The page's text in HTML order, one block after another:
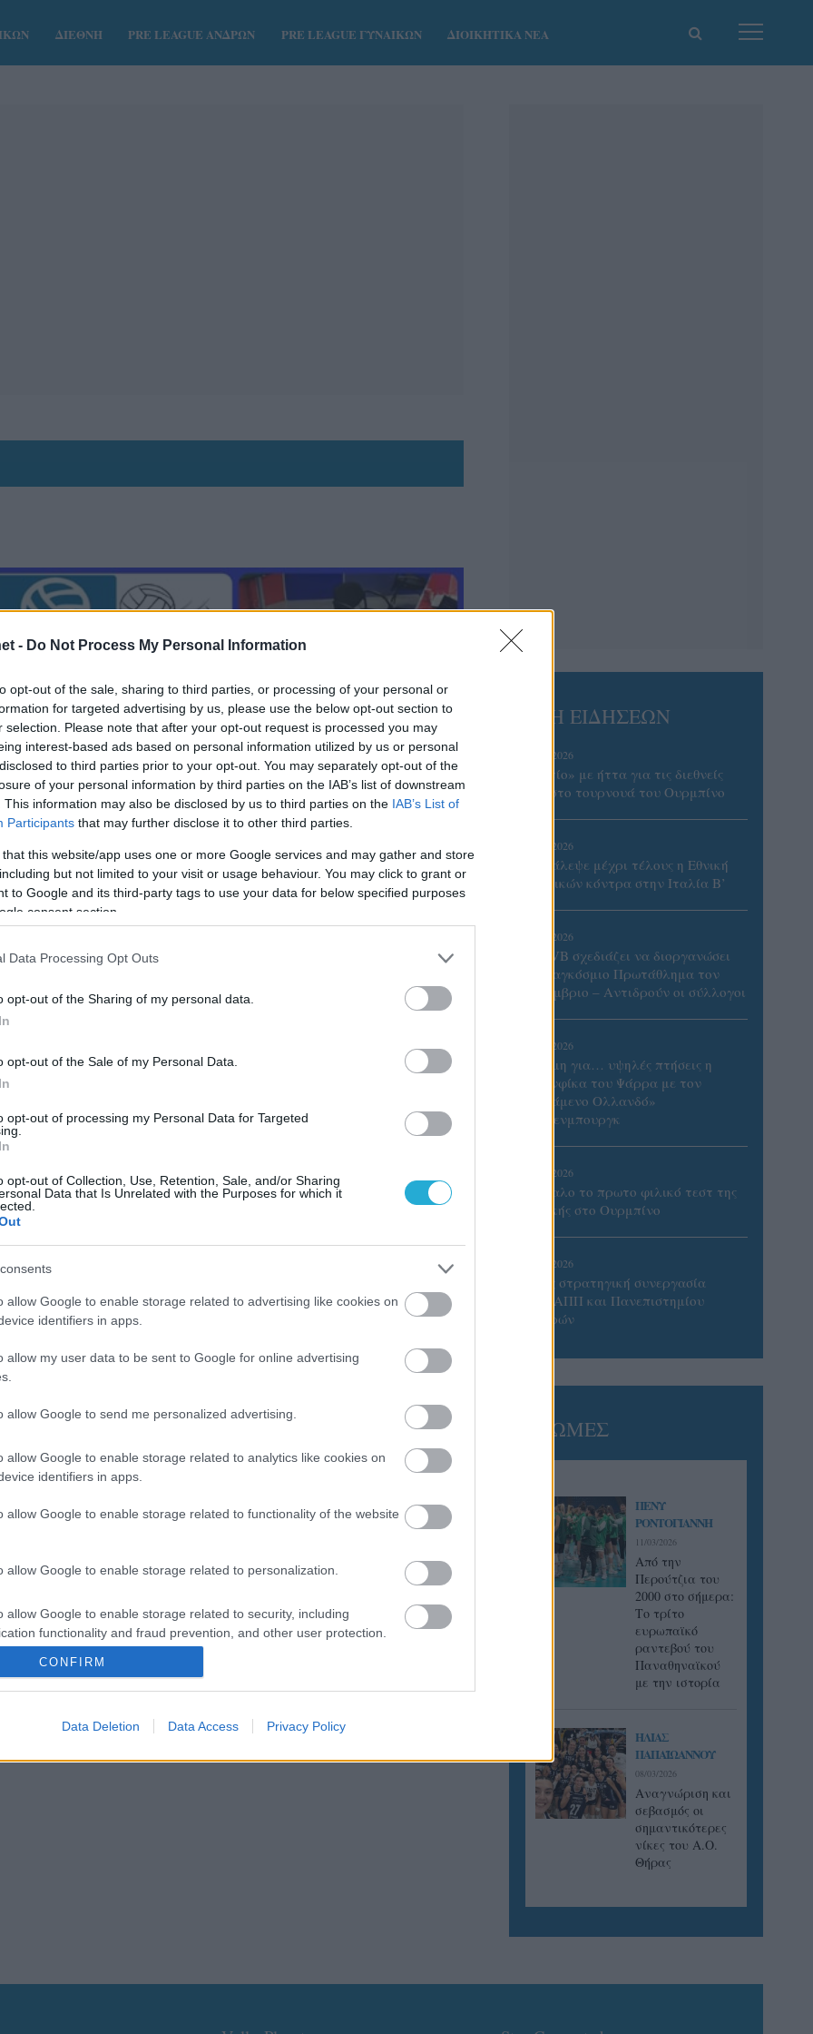
- Do Not Process My Personal Information
opt-out of the sale, sharing to third parties, or processing of your personal or
for targeted advertising by us, please use the below opt-out section to
selection. Please note that after your opt-out request is processed you may
interest-based ads based on personal information utilized by us or personal
to third parties prior to your opt-out. You may separately opt-out of the
of your personal information by third parties on the IAB’s list of downstream
This information may also be disclosed by us to third parties on the IAB’s List of
Participants that may further disclose it to other third parties.
that this website/app uses one or more Google services and may gather and store
but not limited to your visit or usage behaviour. You may click to grant or
to Google and its third-party tags to use your data for below specified purposes
consent section.
Data Processing Opt Outs
opt-out of the Sharing of my personal data.
opt-out of the Sale of my Personal Data.
opt-out of processing my Personal Data for Targeted
opt-out of Collection, Use, Retention, Sale, and/or Sharing
Data that Is Unrelated with the Purposes for which it
allow Google to enable storage related to advertising like cookies on
identifiers in apps.
allow my user data to be sent to Google for online advertising
allow Google to send me personalized advertising.
allow Google to enable storage related to analytics like cookies on
identifiers in apps.
allow Google to enable storage related to functionality of the website
allow Google to enable storage related to personalization.
allow Google to enable storage related to security, including
functionality and fraud prevention, and other user protection.
CONFIRM
Data Deletion Data Access Privacy Policy
ΔΙΕΘΝΗ PRE LEAGUE ΑΝΔΡΩΝ PRE LEAGUE ΓΥΝΑΙΚΩΝ ΔΙΟΙΚΗΤΙΚΑ ΝΕΑ
τα κάρβουνα και οι σούβλες πήραν φωτιά καθώς
τίμησαν τις παραδόσεις από τον Έβρο
Α1 ΑΝΔΡΩΝ
Επέστρεψε με νίκη
Μπορεί να προηγήθηκε με 2-0, ωστόσο ο Αθλητικός Όμιλος Ορεστιάδας
χρειάστηκε το τάϊ-μπρέϊκ προκειμένου να επικρατήσει της Κηφισιάς και
να ξεκινήσει νικηφόρα την επιστροφή του στην μεγάλη κατηγορία έπειτα
από 7 χρόνια απουσίας.
ΡΟΗ ΕΙΔΗΣΕΩΝ
07/08/2026
«Αντίο» με ήττα για τις διεθνείς
μας στο τουρνουά του Ουρμπίνο
06/08/2026
Το πάλεψε μέχρι τέλους η Εθνική
γυναικών κόντρα στην Ιταλία Β’
06/08/2026
Η FIVB σχεδιάζει να διοργανώσει
το Παγκόσμιο Πρωτάθλημα τον
Δεκέμβριο – Αντιδρούν οι σύλλογοι
06/08/2026
Έτοιμη για… υψηλές πτήσεις η
Μπενφίκα του Ψάρρα με τον
«Ιπτάμενο Ολλανδό»
Βίλτενμπουργκ
05/08/2026
Ισόπαλο το πρωτο φιλικό τεστ της
Εθνικής στο Ουρμπίνο
05/08/2026
Προς στρατηγική συνεργασία
ΠΑΣΑΠΠ και Πανεπιστημίου
Πατρών
ΓΝΩΜΕΣ
ΠΕΝΥ
ΡΟΝΤΟΓΙΑΝΝΗ
11/03/2026
Από την
Περούτζια του
2000 στο σήμερα:
Tο τρίτο
ευρωπαϊκό
ραντεβού του
Παναθηναϊκού
με την ιστορία
ΗΛΙΑΣ
ΠΑΠΑΪΩΑΝΝΟΥ
08/03/2026
Αναγνώριση και
σεβασμός οι
σημαντικότερες
νίκες του Α.Ο.
Θήρας